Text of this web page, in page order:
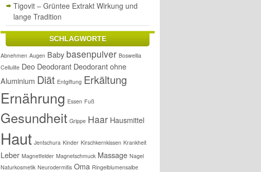
Tigovit – Grüntee Extrakt Wirkung und
lange Tradition
SCHLAGWORTE
Abnehmen Augen Baby basenpulver Boswellia
Cellulite Deo Deodorant Deodorant ohne
Aluminium Diät Entgiftung Erkältung
Ernährung Essen Fuß
Gesundheit Grippe Haar Hausmittel
Haut Jentschura Kinder Kirschkernkissen Krankheit
Leber Magnetfelder Magnetschmuck Massage Nagel
Naturkosmetik Neurodermitis Oma Ringelblumensalbe